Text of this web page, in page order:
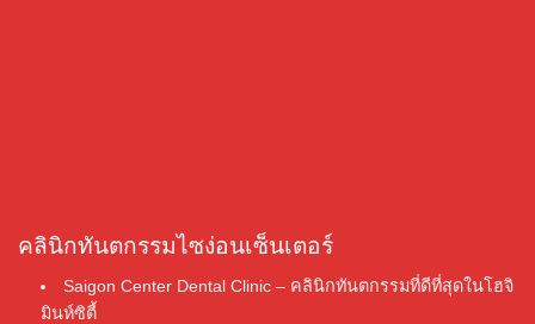
คลินิกทันตกรรมไซง่อนเซ็นเตอร์
Saigon Center Dental Clinic – คลินิกทันตกรรมที่ดีที่สุดในโฮจิ
มินห์ซิตี้